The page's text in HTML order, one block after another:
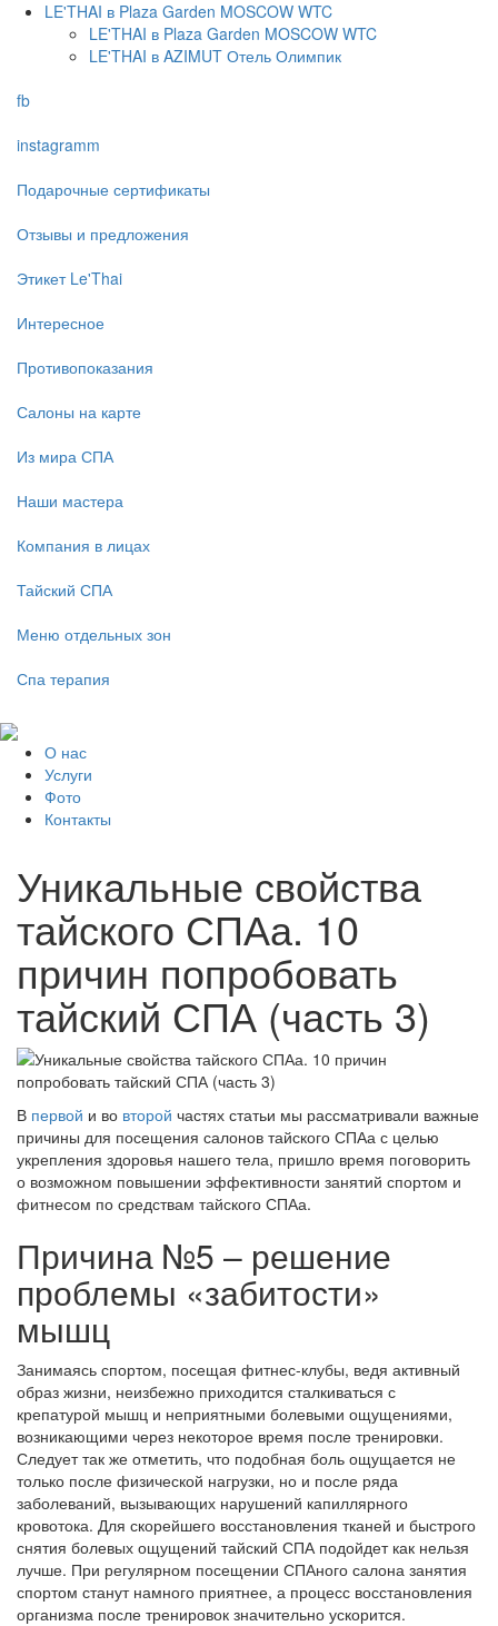
LE'THAI в Plaza Garden MOSCOW WTC
LE'THAI в Plaza Garden MOSCOW WTC
LE'THAI в AZIMUT Отель Олимпик
fb
instagramm
Подарочные сертификаты
Отзывы и предложения
Этикет Le'Thai
Интересное
Противопоказания
Салоны на карте
Из мира СПА
Наши мастера
Компания в лицах
Тайский СПА
Меню отдельных зон
Спа терапия
О нас
Услуги
Фото
Контакты
Уникальные свойства
тайского СПАа. 10
причин попробовать
тайский СПА (часть 3)
В первой и во второй частях статьи мы рассматривали важные
причины для посещения салонов тайского СПАа с целью
укрепления здоровья нашего тела, пришло время поговорить
о возможном повышении эффективности занятий спортом и
фитнесом по средствам тайского СПАа.
Причина №5 – решение
проблемы «забитости»
мышц
Занимаясь спортом, посещая фитнес-клубы, ведя активный
образ жизни, неизбежно приходится сталкиваться с
крепатурой мышц и неприятными болевыми ощущениями,
возникающими через некоторое время после тренировки.
Следует так же отметить, что подобная боль ощущается не
только после физической нагрузки, но и после ряда
заболеваний, вызывающих нарушений капиллярного
кровотока. Для скорейшего восстановления тканей и быстрого
снятия болевых ощущений тайский СПА подойдет как нельзя
лучше. При регулярном посещении СПАного салона занятия
спортом станут намного приятнее, а процесс восстановления
организма после тренировок значительно ускорится.